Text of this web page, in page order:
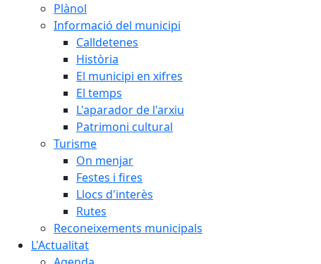
Plànol
Informació del municipi
Calldetenes
Història
El municipi en xifres
El temps
L'aparador de l'arxiu
Patrimoni cultural
Turisme
On menjar
Festes i fires
Llocs d'interès
Rutes
Reconeixements municipals
L'Actualitat